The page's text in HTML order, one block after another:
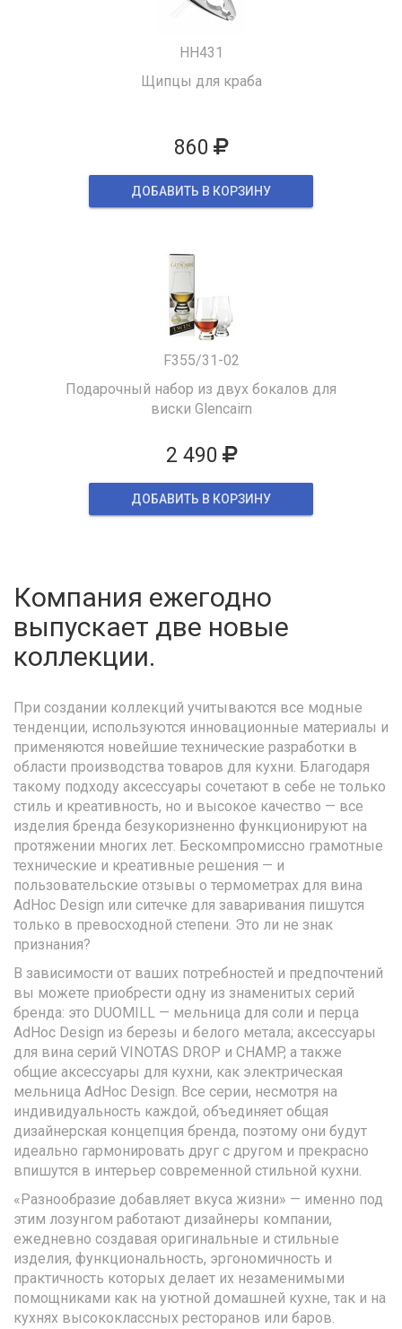
HH431
Щипцы для краба
860
ДОБАВИТЬ В КОРЗИНУ
F355/31-02
Подарочный набор из двух бокалов для
виски Glencairn
2 490
ДОБАВИТЬ В КОРЗИНУ
Компания ежегодно
выпускает две новые
коллекции.
При создании коллекций учитываются все модные
тенденции, используются инновационные материалы и
применяются новейшие технические разработки в
области производства товаров для кухни. Благодаря
такому подходу аксессуары сочетают в себе не только
стиль и креативность, но и высокое качество — все
изделия бренда безукоризненно функционируют на
протяжении многих лет. Бескомпромиссно грамотные
технические и креативные решения — и
пользовательские отзывы о термометрах для вина
AdHoc Design или ситечке для заваривания пишутся
только в превосходной степени. Это ли не знак
признания?
В зависимости от ваших потребностей и предпочтений
вы можете приобрести одну из знаменитых серий
бренда: это DUOMILL — мельница для соли и перца
AdHoc Design из березы и белого метала; аксессуары
для вина серий VINOTAS DROP и CHAMP, а также
общие аксессуары для кухни, как электрическая
мельница AdHoc Design. Все серии, несмотря на
индивидуальность каждой, объединяет общая
дизайнерская концепция бренда, поэтому они будут
идеально гармонировать друг с другом и прекрасно
впишутся в интерьер современной стильной кухни.
«Разнообразие добавляет вкуса жизни» — именно под
этим лозунгом работают дизайнеры компании,
ежедневно создавая оригинальные и стильные
изделия, функциональность, эргономичность и
практичность которых делает их незаменимыми
помощниками как на уютной домашней кухне, так и на
кухнях высококлассных ресторанов или баров.